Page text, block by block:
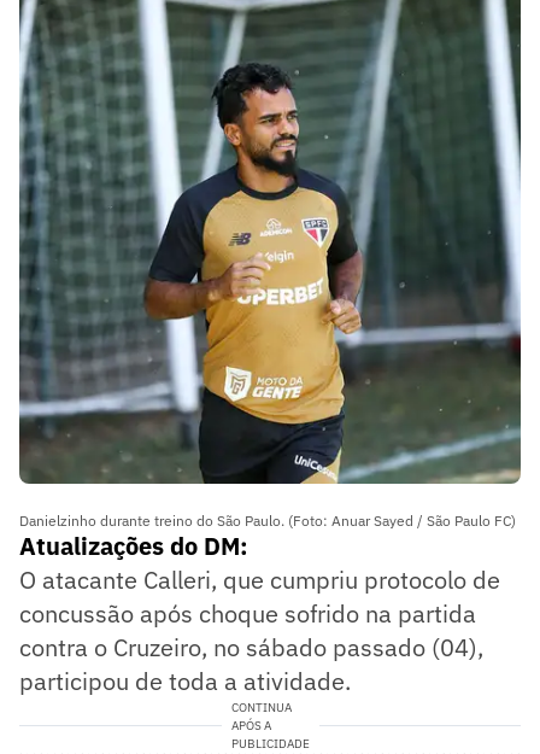
Danielzinho durante treino do São Paulo. (Foto: Anuar Sayed / São Paulo FC)
Atualizações do DM:
O atacante Calleri, que cumpriu protocolo de
concussão após choque sofrido na partida
contra o Cruzeiro, no sábado passado (04),
participou de toda a atividade.
CONTINUA
APÓS A
PUBLICIDADE